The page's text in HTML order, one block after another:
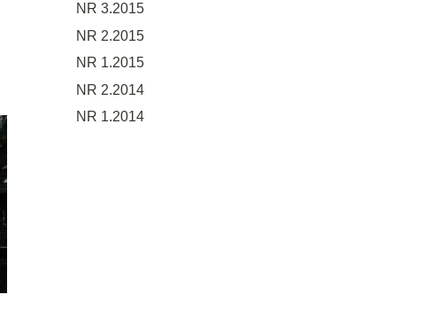
NR 3.2015
NR 2.2015
NR 1.2015
NR 2.2014
NR 1.2014